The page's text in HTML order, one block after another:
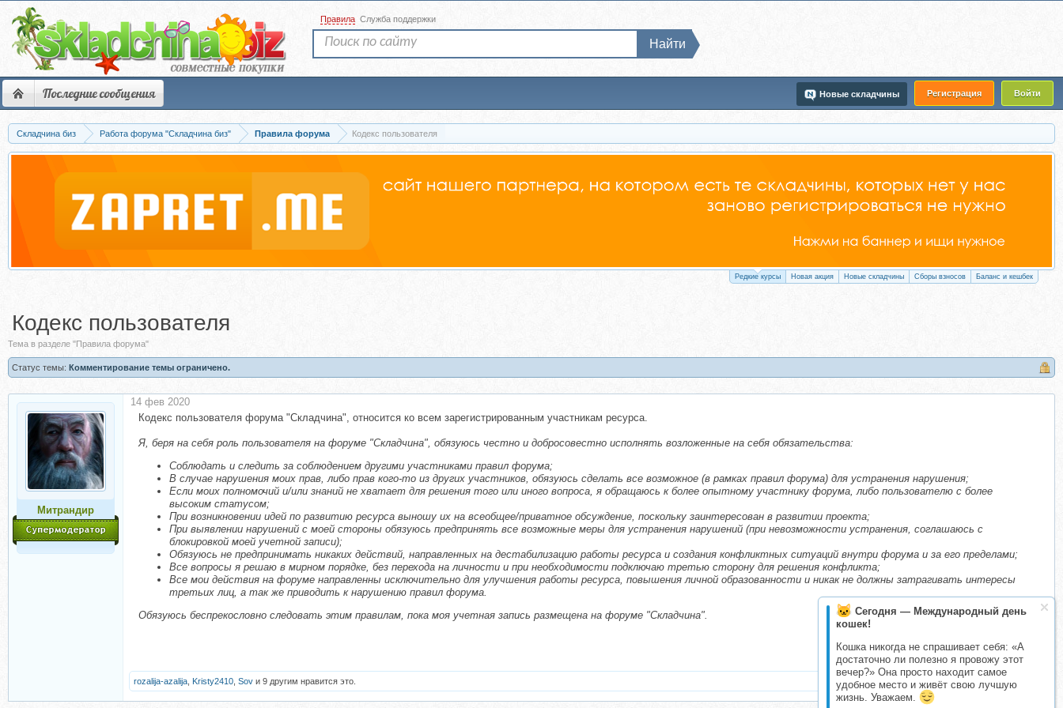
Последние сообщения Регистрация Войти
Новые складчины
Правила Служба поддержки
Найти
Складчина биз Работа форума "Складчина биз" Правила форума Кодекс пользователя
Редкие курсы Новая акция Новые складчины Сборы взносов Баланс и кешбек
Сегодня — Международный день
кошек!
Кошка никогда не спрашивает себя: «А
достаточно ли полезно я провожу этот
вечер?» Она просто находит самое
удобное место и живёт свою лучшую
жизнь. Уважаем.
Кодекс пользователя
Тема в разделе "Правила форума"
Статус темы: Комментирование темы ограничено.
Митрандир
Кодекс пользователя форума "Складчина", относится ко всем зарегистрированным участникам ресурса.
Я, беря на себя роль пользователя на форуме "Складчина", обязуюсь честно и добросовестно исполнять возложенные на себя обязательства:
Соблюдать и следить за соблюдением другими участниками правил форума;
В случае нарушения моих прав, либо прав кого-то из других участников, обязуюсь сделать все возможное (в рамках правил форума) для устранения нарушения;
Если моих полномочий и/или знаний не хватает для решения того или иного вопроса, я обращаюсь к более опытному участнику форума, либо пользователю с более
высоким статусом;
При возникновении идей по развитию ресурса выношу их на всеобщее/приватное обсуждение, поскольку заинтересован в развитии проекта;
При выявлении нарушений с моей стороны обязуюсь предпринять все возможные меры для устранения нарушений (при невозможности устранения, соглашаюсь с
блокировкой моей учетной записи);
Обязуюсь не предпринимать никаких действий, направленных на дестабилизацию работы ресурса и создания конфликтных ситуаций внутри форума и за его пределами;
Все вопросы я решаю в мирном порядке, без перехода на личности и при необходимости подключаю третью сторону для решения конфликта;
Все мои действия на форуме направленны исключительно для улучшения работы ресурса, повышения личной образованности и никак не должны затрагивать интересы
третьих лиц, а так же приводить к нарушению правил форума.
Обязуюсь беспрекословно следовать этим правилам, пока моя учетная запись размещена на форуме "Складчина".
14 фев 2020
rozalija-azalija Kristy2410 Sov и 9 другим нравится это.